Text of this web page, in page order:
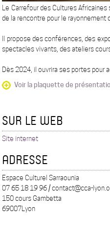
Le Carrefour des Cultures
de la rencontre pour le rayonnement
Il propose des conférences, des
spectacles vivants, des ateliers
Dès 2024, il ouvrira ses portes pour
Voir la plaquette de
SUR LE WEB
Site internet
ADRESSE
Espace Culturel Sarraounia
07 65 18 19 96 / contact@cca-
150 cours Gambetta
69007Lyon